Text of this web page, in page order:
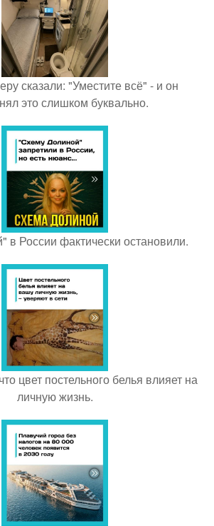
сказали: "Уместите всё" - и он
это слишком буквально.
в России фактически остановили.
цвет постельного белья влияет на
личную жизнь.